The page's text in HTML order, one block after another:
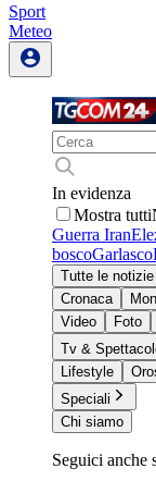
Sport
Meteo
In evidenza
Mostra tutti
Guerra Iran
boscoGarlasco
Tutte le
Cronaca
Video
Foto
Tv &
Lifestyle
Speciali
Chi siamo
Seguici anche